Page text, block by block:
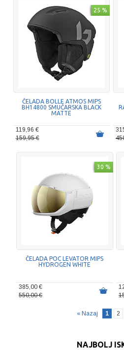
25 %
ČELADA BOLLE ATMOS MIPS
BH14800 SMUČARSKA BLACK
MATTE
119,96 €
159,95 €
30 %
ČELADA POC LEVATOR MIPS
HYDROGEN WHITE
385,00 €
550,00 €
« Nazaj 1 2
NAJBOLJ